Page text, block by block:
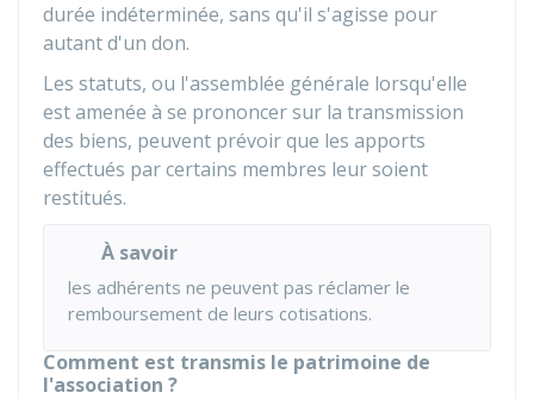
durée indéterminée, sans qu'il s'agisse pour
autant d'un don.
Les statuts, ou l'assemblée générale lorsqu'elle
est amenée à se prononcer sur la transmission
des biens, peuvent prévoir que les apports
effectués par certains membres leur soient
restitués.
À savoir
les adhérents ne peuvent pas réclamer le
remboursement de leurs cotisations.
Comment est transmis le patrimoine de
l'association ?